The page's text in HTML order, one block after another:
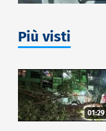
Più visti
01:29